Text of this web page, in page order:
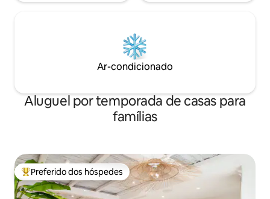
Ar-condicionado
Aluguel por temporada de casas para
famílias
Entre os melhores preferidos dos hóspedes
Preferido dos hóspedes